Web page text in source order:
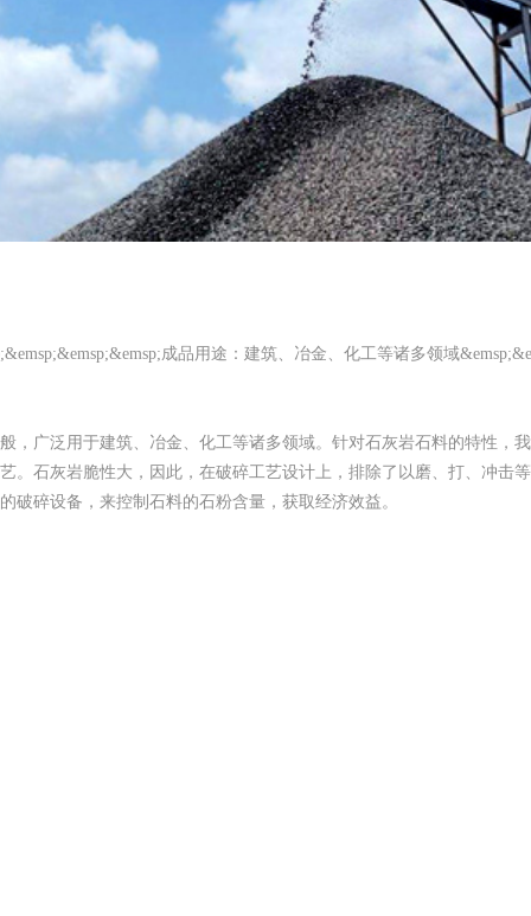
成品用途：建筑、冶金、化工等诸多领域
，广泛用于建筑、冶金、化工等诸多领域。针对石灰岩石料的特性，
。石灰岩脆性大，因此，在破碎工艺设计上，排除了以磨、打、冲击
破碎设备，来控制石料的石粉含量，获取经济效益。